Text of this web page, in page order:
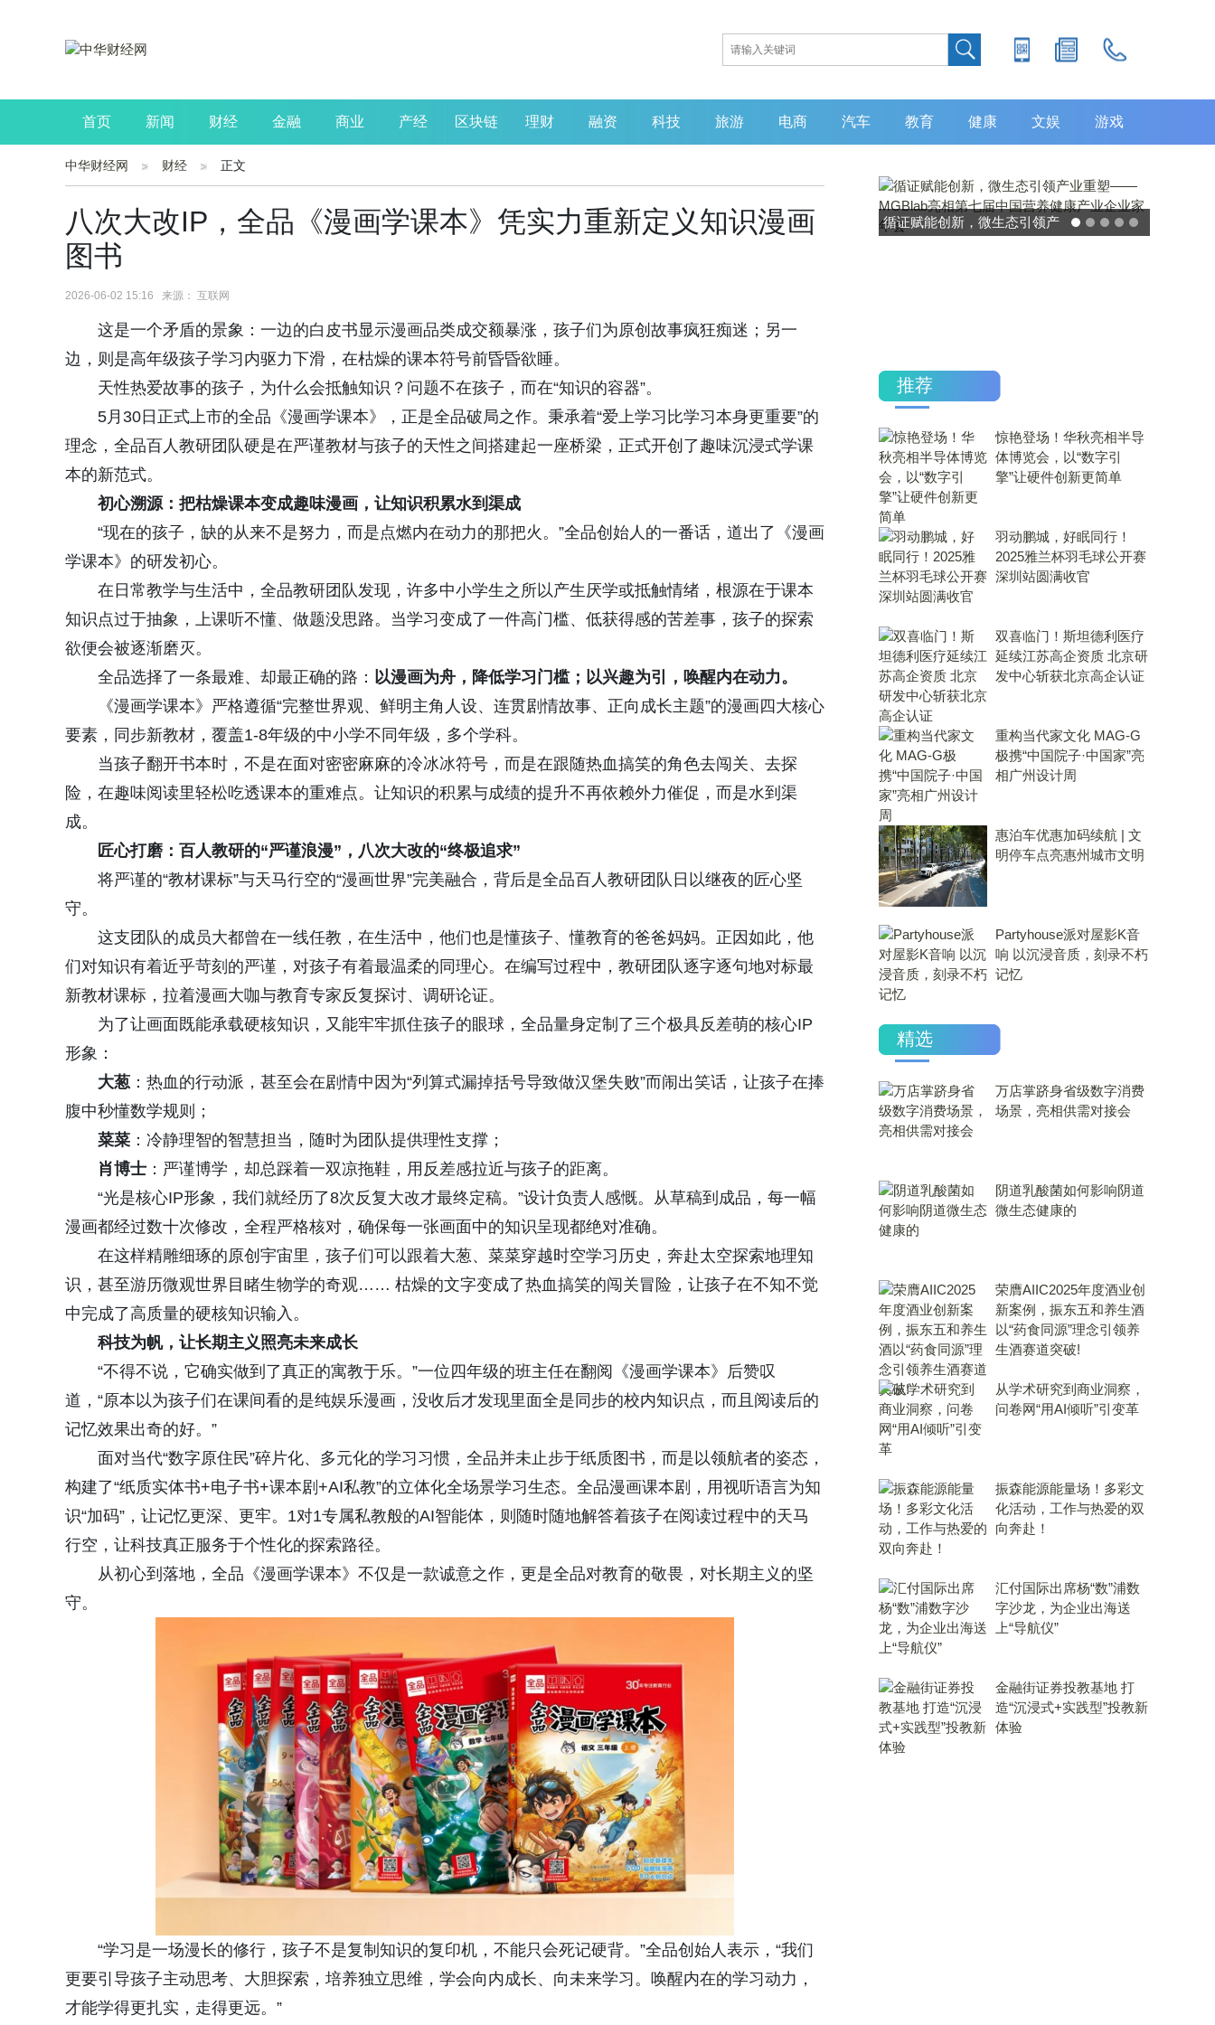
首页 新闻 财经 金融 商业 产经 区块链 理财 融资 科技 旅游 电商 汽车 教育 健康 文娱 游戏
公司 生活 读书
中华财经网 财经 正文
八次大改IP，全品《漫画学课本》凭实力重新定义知识漫画
图书
2026-06-02 15:16 来源： 互联网
这是一个矛盾的景象：一边的白皮书显示漫画品类成交额暴涨，孩子们为原创故事疯狂痴迷；另一
边，则是高年级孩子学习内驱力下滑，在枯燥的课本符号前昏昏欲睡。
天性热爱故事的孩子，为什么会抵触知识？问题不在孩子，而在“知识的容器”。
5月30日正式上市的全品《漫画学课本》，正是全品破局之作。秉承着“爱上学习比学习本身更重要”的
理念，全品百人教研团队硬是在严谨教材与孩子的天性之间搭建起一座桥梁，正式开创了趣味沉浸式学课
本的新范式。
初心溯源：把枯燥课本变成趣味漫画，让知识积累水到渠成
“现在的孩子，缺的从来不是努力，而是点燃内在动力的那把火。”全品创始人的一番话，道出了《漫画
学课本》的研发初心。
在日常教学与生活中，全品教研团队发现，许多中小学生之所以产生厌学或抵触情绪，根源在于课本
知识点过于抽象，上课听不懂、做题没思路。当学习变成了一件高门槛、低获得感的苦差事，孩子的探索
欲便会被逐渐磨灭。
全品选择了一条最难、却最正确的路： 以漫画为舟，降低学习门槛；以兴趣为引，唤醒内在动力。
《漫画学课本》严格遵循“完整世界观、鲜明主角人设、连贯剧情故事、正向成长主题”的漫画四大核心
要素，同步新教材，覆盖1-8年级的中小学不同年级，多个学科。
当孩子翻开书本时，不是在面对密密麻麻的冷冰冰符号，而是在跟随热血搞笑的角色去闯关、去探
险，在趣味阅读里轻松吃透课本的重难点。让知识的积累与成绩的提升不再依赖外力催促，而是水到渠
成。
匠心打磨：百人教研的“严谨浪漫”，八次大改的“终极追求”
将严谨的“教材课标”与天马行空的“漫画世界”完美融合，背后是全品百人教研团队日以继夜的匠心坚
守。
这支团队的成员大都曾在一线任教，在生活中，他们也是懂孩子、懂教育的爸爸妈妈。正因如此，他
们对知识有着近乎苛刻的严谨，对孩子有着最温柔的同理心。在编写过程中，教研团队逐字逐句地对标最
新教材课标，拉着漫画大咖与教育专家反复探讨、调研论证。
为了让画面既能承载硬核知识，又能牢牢抓住孩子的眼球，全品量身定制了三个极具反差萌的核心IP
形象：
大葱 ：热血的行动派，甚至会在剧情中因为“列算式漏掉括号导致做汉堡失败”而闹出笑话，让孩子在捧
腹中秒懂数学规则；
菜菜 ：冷静理智的智慧担当，随时为团队提供理性支撑；
肖博士 ：严谨博学，却总踩着一双凉拖鞋，用反差感拉近与孩子的距离。
“光是核心IP形象，我们就经历了8次反复大改才最终定稿。”设计负责人感慨。从草稿到成品，每一幅
漫画都经过数十次修改，全程严格核对，确保每一张画面中的知识呈现都绝对准确。
在这样精雕细琢的原创宇宙里，孩子们可以跟着大葱、菜菜穿越时空学习历史，奔赴太空探索地理知
识，甚至游历微观世界目睹生物学的奇观…… 枯燥的文字变成了热血搞笑的闯关冒险，让孩子在不知不觉
中完成了高质量的硬核知识输入。
科技为帆，让长期主义照亮未来成长
“不得不说，它确实做到了真正的寓教于乐。”一位四年级的班主任在翻阅《漫画学课本》后赞叹
道，“原本以为孩子们在课间看的是纯娱乐漫画，没收后才发现里面全是同步的校内知识点，而且阅读后的
记忆效果出奇的好。”
面对当代“数字原住民”碎片化、多元化的学习习惯，全品并未止步于纸质图书，而是以领航者的姿态，
构建了“纸质实体书+电子书+课本剧+AI私教”的立体化全场景学习生态。全品漫画课本剧，用视听语言为知
识“加码”，让记忆更深、更牢。1对1专属私教般的AI智能体，则随时随地解答着孩子在阅读过程中的天马
行空，让科技真正服务于个性化的探索路径。
从初心到落地，全品《漫画学课本》不仅是一款诚意之作，更是全品对教育的敬畏，对长期主义的坚
守。
“学习是一场漫长的修行，孩子不是复制知识的复印机，不能只会死记硬背。”全品创始人表示，“我们
更要引导孩子主动思考、大胆探索，培养独立思维，学会向内成长、向未来学习。唤醒内在的学习动力，
才能学得更扎实，走得更远。”
循证赋能创新，微生态引领产
推荐
惊艳登场！华秋亮相半导
体博览会，以“数字引
擎”让硬件创新更简单
羽动鹏城，好眠同行！
2025雅兰杯羽毛球公开赛
深圳站圆满收官
双喜临门！斯坦德利医疗
延续江苏高企资质 北京研
发中心斩获北京高企认证
重构当代家文化 MAG-G
极携“中国院子·中国家”亮
相广州设计周
惠泊车优惠加码续航 | 文
明停车点亮惠州城市文明
Partyhouse派对屋影K音
响 以沉浸音质，刻录不朽
记忆
精选
万店掌跻身省级数字消费
场景，亮相供需对接会
​阴道乳酸菌如何影响阴道
微生态健康的
荣膺AIIC2025年度酒业创
新案例，振东五和养生酒
以“药食同源”理念引领养
生酒赛道突破!
从学术研究到商业洞察，
问卷网“用AI倾听”引变革
振森能源能量场！多彩文
化活动，工作与热爱的双
向奔赴！
汇付国际出席杨“数”浦数
字沙龙，为企业出海送
上“导航仪”
金融街证券投教基地 打
造“沉浸式+实践型”投教新
体验